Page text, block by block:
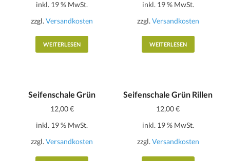
inkl. 19 % MwSt.
zzgl.Versandkosten
WEITERLESEN
inkl. 19 % MwSt.
zzgl. Versandkosten
WEITERLESEN
Seifenschale Grün
12,00€
inkl. 19 % MwSt.
zzgl.Versandkosten
Seifenschale Grün Rillen
12,00€
inkl. 19 % MwSt.
zzgl. Versandkosten